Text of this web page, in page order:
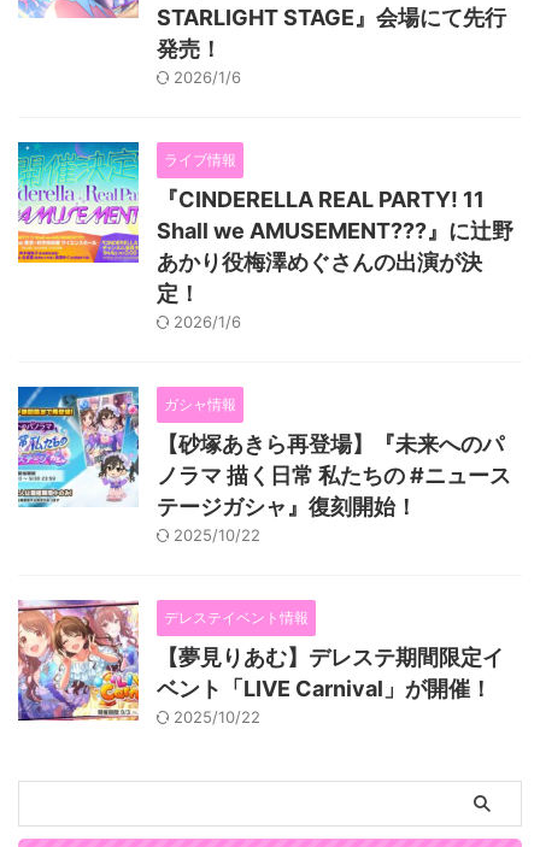
STARLIGHT STAGE』会場にて先行
発売！
2026/1/6
ライブ情報
『CINDERELLA REAL PARTY! 11
Shall we AMUSEMENT???』に辻野
あかり役梅澤めぐさんの出演が決
定！
2026/1/6
ガシャ情報
【砂塚あきら再登場】『未来へのパ
ノラマ 描く日常 私たちの #ニュース
テージガシャ』復刻開始！
2025/10/22
デレステイベント情報
【夢見りあむ】デレステ期間限定イ
ベント「LIVE Carnival」が開催！
2025/10/22